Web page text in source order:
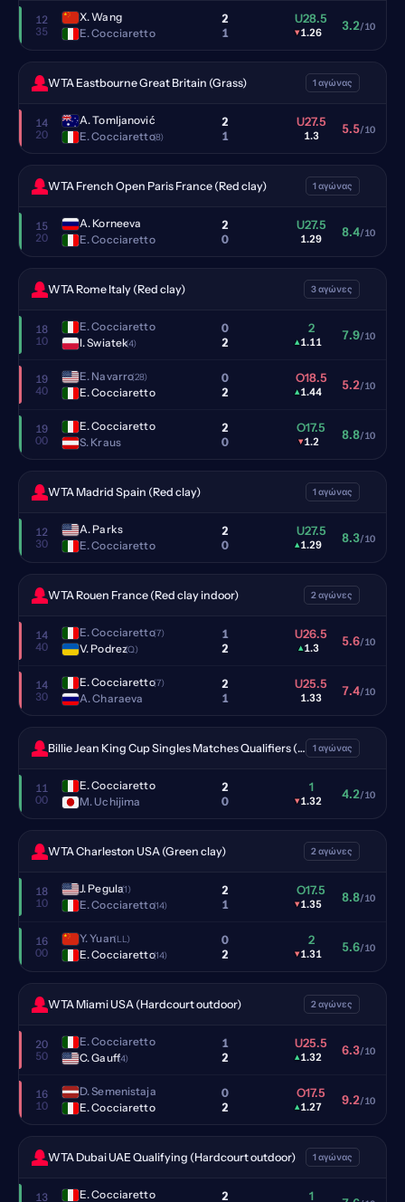
12
35
X. Wang
E. Cocciaretto
2
1
U28.5
▾1.26 3.2/10
WTA Eastbourne Great Britain (Grass) 1 αγώνας
14
20
A. Tomljanović
E. Cocciaretto(8)
2
1
U27.5
1.3 5.5/10
WTA French Open Paris France (Red clay) 1 αγώνας
15
20
A. Korneeva
E. Cocciaretto
2
0
U27.5
1.29 8.4/10
WTA Rome Italy (Red clay) 3 αγώνες
18
10
E. Cocciaretto
I. Swiatek(4)
0
2
2
▴1.11 7.9/10
19
40
E. Navarro(28)
E. Cocciaretto
0
2
O18.5
▴1.44 5.2/10
19
00
E. Cocciaretto
S. Kraus
2
0
O17.5
▾1.2 8.8/10
WTA Madrid Spain (Red clay) 1 αγώνας
12
30
A. Parks
E. Cocciaretto
2
0
U27.5
▴1.29 8.3/10
WTA Rouen France (Red clay indoor) 2 αγώνες
14
40
E. Cocciaretto(7)
V. Podrez(Q)
1
2
U26.5
▴1.3 5.6/10
14
30
E. Cocciaretto(7)
A. Charaeva
2
1
U25.5
1.33 7.4/10
Billie Jean King Cup Singles Matches Qualifiers (Hardcourt indoor) 1 αγώνας
11
00
E. Cocciaretto
M. Uchijima
2
0
1
▾1.32 4.2/10
WTA Charleston USA (Green clay) 2 αγώνες
18
10
J. Pegula(1)
E. Cocciaretto(14)
2
1
O17.5
▾1.35 8.8/10
16
00
Y. Yuan(LL)
E. Cocciaretto(14)
0
2
2
▾1.31 5.6/10
WTA Miami USA (Hardcourt outdoor) 2 αγώνες
20
50
E. Cocciaretto
C. Gauff(4)
1
2
U25.5
▴1.32 6.3/10
16
10
D. Semenistaja
E. Cocciaretto
0
2
O17.5
▴1.27 9.2/10
WTA Dubai UAE Qualifying (Hardcourt outdoor) 1 αγώνας
13 E. Cocciaretto 2 1